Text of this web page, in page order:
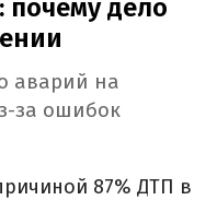
почему дело
аварий на
за ошибок
87% ДТП в